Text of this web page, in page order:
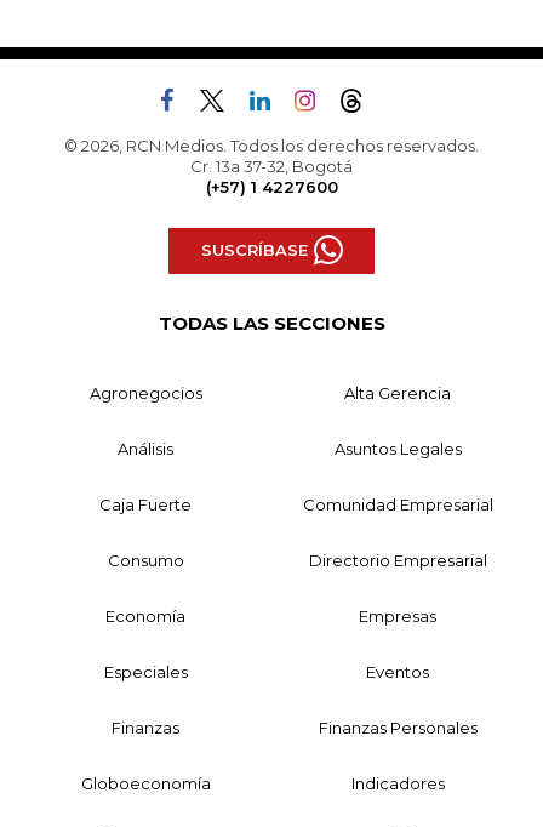
© 2026, RCN Medios. Todos los derechos reservados.
Cr. 13a 37-32, Bogotá
(+57) 1 4227600
SUSCRÍBASE
TODAS LAS SECCIONES
Agronegocios Alta Gerencia
Análisis Asuntos Legales
Caja Fuerte Comunidad Empresarial
Consumo Directorio Empresarial
Economía Empresas
Especiales Eventos
Finanzas Finanzas Personales
Globoeconomía Indicadores